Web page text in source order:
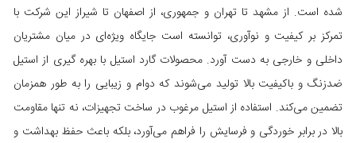
شده است. از مشهد تا تهران و جمهوری، از اصفهان تا شیراز این شرکت با
تمرکز بر کیفیت و نوآوری، توانسته است جایگاه ویژه‌ای در میان مشتریان
داخلی و خارجی به دست آورد. محصولات گارد استیل با بهره‌ گیری از استیل
ضدزنگ و باکیفیت بالا تولید می‌شوند که دوام و زیبایی را به طور همزمان
تضمین می‌کند. استفاده از استیل مرغوب در ساخت تجهیزات، نه‌ تنها مقاومت
بالا در برابر خوردگی و فرسایش را فراهم می‌آورد، بلکه باعث حفظ بهداشت و